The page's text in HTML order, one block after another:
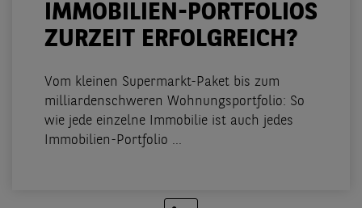
IMMOBILIEN-PORTFOLIOS
ZURZEIT ERFOLGREICH?
Vom kleinen Supermarkt-Paket bis zum
milliardenschweren Wohnungsportfolio: So
wie jede einzelne Immobilie ist auch jedes
Immobilien-Portfolio ...